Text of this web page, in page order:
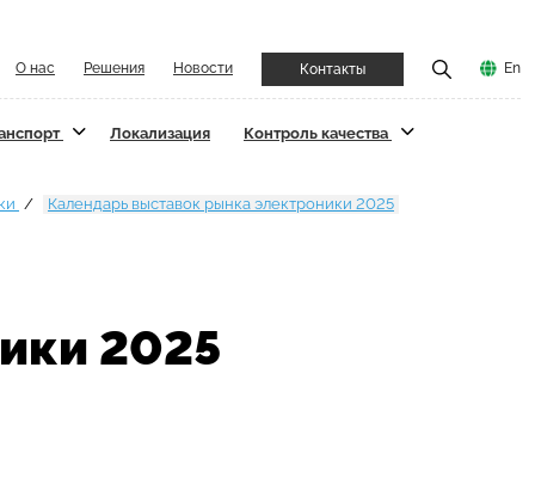
О нас Решения Новости Контакты En
Локализация Контроль качества
Календарь выставок рынка электроники 2025
2025